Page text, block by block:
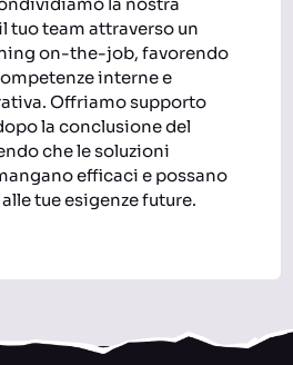
tuo team attraverso un
on-the-job, favorendo
interne e
Offriamo supporto
la conclusione del
che le soluzioni
efficaci e possano
tue esigenze future.